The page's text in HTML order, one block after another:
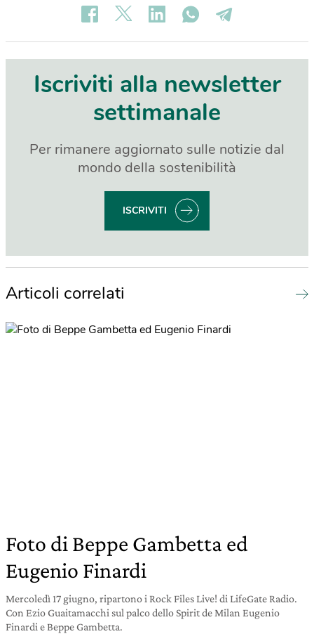
Iscriviti alla newsletter
settimanale
Per rimanere aggiornato sulle notizie dal
mondo della sostenibilità
ISCRIVITI
Articoli correlati
Foto di Beppe Gambetta ed
Eugenio Finardi
Mercoledì 17 giugno, ripartono i Rock Files Live! di LifeGate Radio.
Con Ezio Guaitamacchi sul palco dello Spirit de Milan Eugenio
Finardi e Beppe Gambetta.